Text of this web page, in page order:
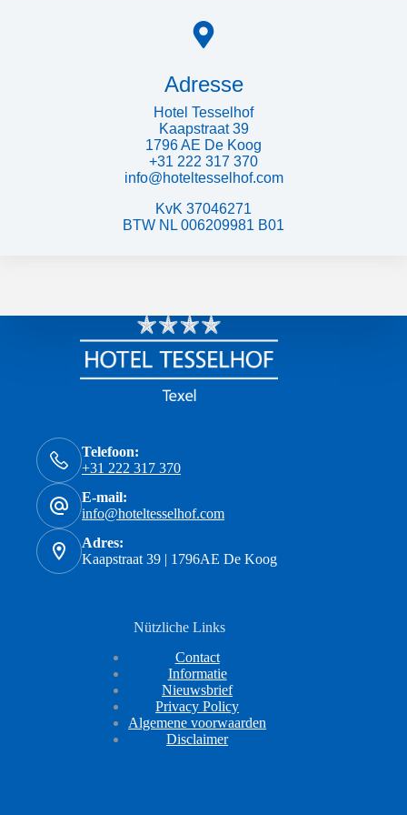
Adresse
Hotel Tesselhof
Kaapstraat 39
1796 AE De Koog
+31 222 317 370
info@hoteltesselhof.com
KvK 37046271
BTW NL 006209981 B01
Telefoon:
+31 222 317 370
E-mail:
info@hoteltesselhof.com
Adres:
Kaapstraat 39 | 1796AE De Koog
Nützliche Links
Contact
Informatie
Nieuwsbrief
Privacy Policy
Algemene voorwaarden
Disclaimer